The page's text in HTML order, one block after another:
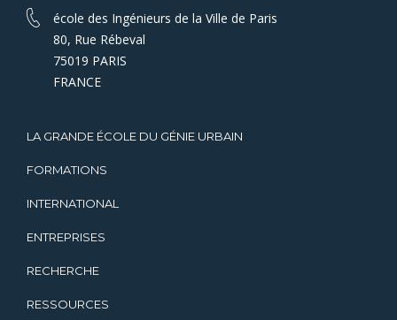
école des Ingénieurs de la Ville de Paris
80, Rue Rébeval
75019 PARIS
FRANCE
LA GRANDE ÉCOLE DU GÉNIE URBAIN
FORMATIONS
INTERNATIONAL
ENTREPRISES
RECHERCHE
RESSOURCES